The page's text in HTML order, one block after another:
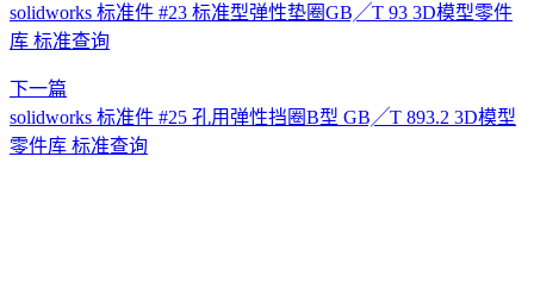
solidworks 标准件 #23 标准型弹性垫圈GB╱T 93 3D模型零件
库 标准查询
下一篇
solidworks 标准件 #25 孔用弹性挡圈B型 GB╱T 893.2 3D模型
零件库 标准查询